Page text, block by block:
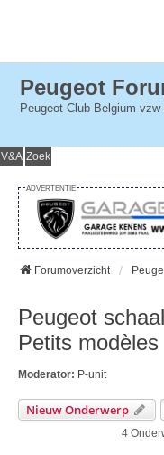
Peugeot
Peugeot Club Belgium
V&A Zoek
ADVERTENTIE
Forumoverzicht
Peugeot
Petits
Moderator: P-unit
Nieuw Onderwerp
4